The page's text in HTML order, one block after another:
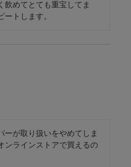
飲めてとても重宝してま
ートします。
ーが取り扱いをやめてしま
ンラインストアで買えるの